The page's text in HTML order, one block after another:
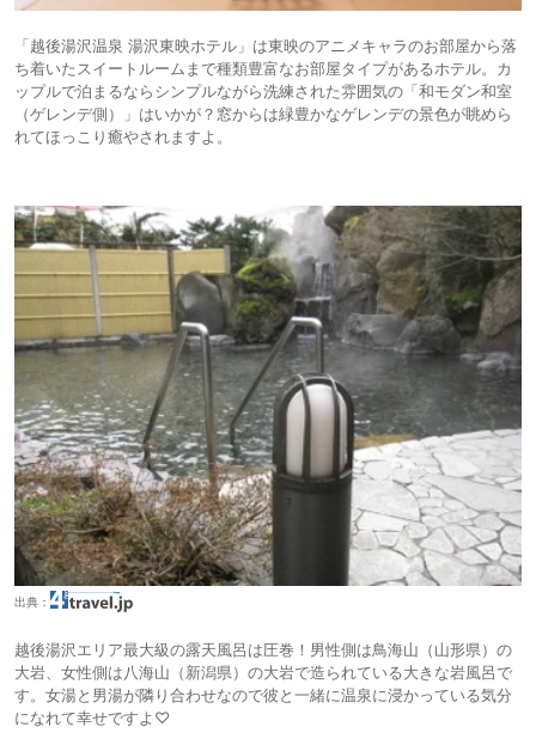
「越後湯沢温泉 湯沢東映ホテル」は東映のアニメキャラのお部屋から落
ち着いたスイートルームまで種類豊富なお部屋タイプがあるホテル。カ
ップルで泊まるならシンプルながら洗練された雰囲気の「和モダン和室
（ゲレンデ側）」はいかが？窓からは緑豊かなゲレンデの景色が眺めら
れてほっこり癒やされますよ。
出典：
越後湯沢エリア最大級の露天風呂は圧巻！男性側は鳥海山（山形県）の
大岩、女性側は八海山（新潟県）の大岩で造られている大きな岩風呂で
す。女湯と男湯が隣り合わせなので彼と一緒に温泉に浸かっている気分
になれて幸せですよ♡